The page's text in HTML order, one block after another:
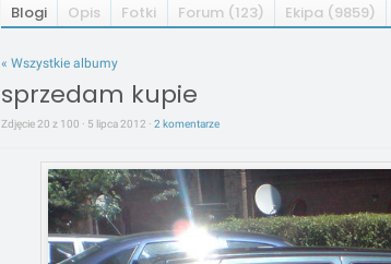
Blogi Opis Fotki Forum (123) Ekipa (9859)
« Wszystkie albumy
sprzedam kupie
Zdjęcie 20 z 100 · 5 lipca 2012 · 2 komentarze